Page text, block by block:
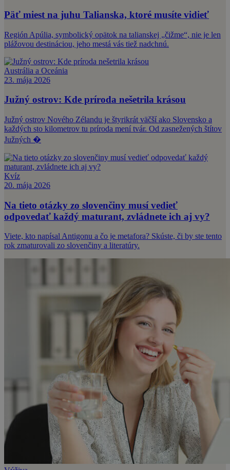
Päť miest na juhu Talianska, ktoré musíte vidieť
Región Apúlia, symbolický opätok na talianskej „čižme“, nie je len
plážovou destináciou, jeho mestá vás tiež nadchnú.
Austrália a Oceánia
23. mája 2026
Južný ostrov: Kde príroda nešetrila krásou
Južný ostrov Nového Zélandu je štyrikrát väčší ako Slovensko a
každých sto kilometrov tu príroda mení tvár. Od zasnežených štítov
Južných �
Kvíz
20. mája 2026
Na tieto otázky zo slovenčiny musí vedieť
odpovedať každý maturant, zvládnete ich aj vy?
Viete, kto napísal Antigonu a čo je metafora? Skúste, či by ste tento
rok zmaturovali zo slovenčiny a literatúry.